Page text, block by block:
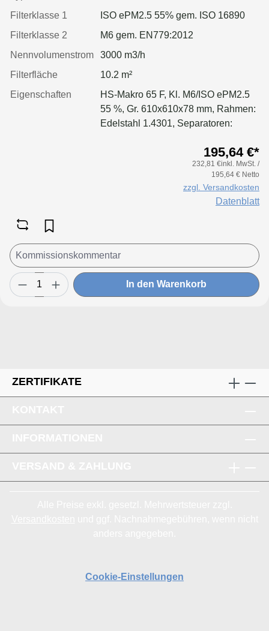
Filterklasse 1
ISO ePM2.5 55% gem. ISO 16890
Filterklasse 2
M6 gem. EN779:2012
Nennvolumenstrom
3000 m3/h
Filterfläche
10.2 m²
Eigenschaften
HS-Makro 65 F, Kl. M6/ISO ePM2.5
55 %, Gr. 610x610x78 mm, Rahmen:
Edelstahl 1.4301, Separatoren:
195,64 €*
232,81 €inkl. MwSt. /
195,64 € Netto
zzgl. Versandkosten
Datenblatt
In den Warenkorb
ZERTIFIKATE
Cookie-Einstellungen